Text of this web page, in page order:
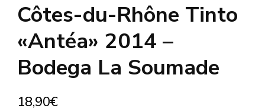
Côtes-du-Rhône Tinto
«Antéa» 2014 –
Bodega La Soumade
18,90€